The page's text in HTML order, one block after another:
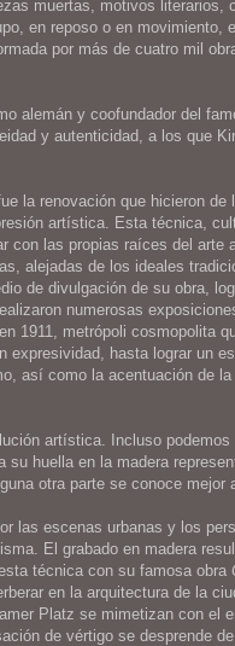
muertas, motivos literarios,
en reposo o en movimiento,
por más de cuatro mil
alemán y coofundador del
y autenticidad, a los que
la renovación que hicieron
artística. Esta técnica,
con las propias raíces del arte
alejadas de los ideales
de divulgación de su obra,
numerosas
1911, metrópoli cosmopolita
expresividad, hasta lograr un
así como la acentuación de
artística. Incluso
huella en la madera
otra parte se conoce mejor
las escenas urbanas y los
El grabado en madera
técnica con su famosa obra
en la arquitectura de la
Platz se mimetizan con el
de vértigo se desprende